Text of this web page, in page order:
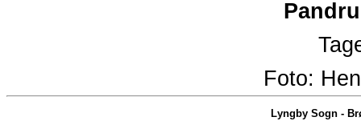
Foto:
Lyngby Sogn -